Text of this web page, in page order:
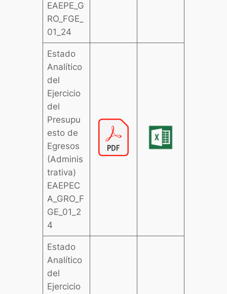
EAEPE_G
RO_FGE_
01_24
Estado
Analítico
del
Ejercicio
del
Presupu
esto de
Egresos
(Adminis
trativa)
EAEPEC
A_GRO_F
GE_01_2
4
Estado
Analítico
del
Ejercicio